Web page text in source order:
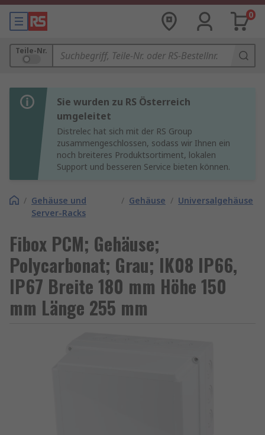
0
Teile-Nr.
Sie wurden zu RS Österreich
umgeleitet
Distrelec hat sich mit der RS Group
zusammengeschlossen, sodass wir Ihnen ein
noch breiteres Produktsortiment, lokalen
Support und besseren Service bieten können.
/ Gehäuse und
Server-Racks
/ Gehäuse / Universalgehäuse
Fibox PCM; Gehäuse;
Polycarbonat; Grau; IK08 IP66,
IP67 Breite 180 mm Höhe 150
mm Länge 255 mm